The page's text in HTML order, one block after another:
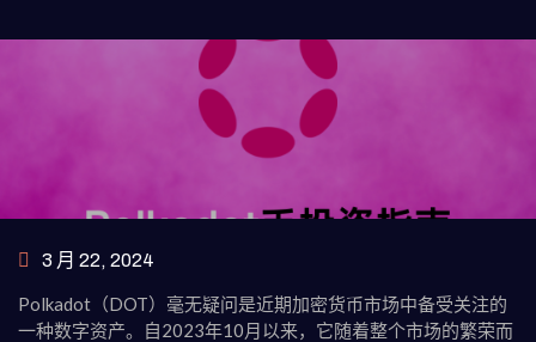
3 月 22, 2024
Polkadot（DOT）毫无疑问是近期加密货币市场中备受关注的
一种数字资产。自2023年10月以来，它随着整个市场的繁荣而